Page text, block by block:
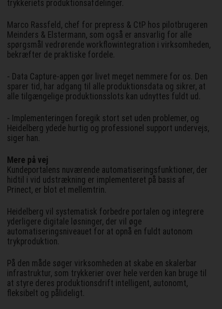
trykkeriets produktionsafdelinger.
Marco Rassfeld, chef for prepress & CtP hos pilotbrugeren
Meinders & Elstermann, som også er ansvarlig for alle
spørgsmål vedrørende workflowintegration i virksomheden,
bekræfter de praktiske fordele.
- Data Capture-appen gør livet meget nemmere for os. Den
sparer tid, har adgang til alle produktionsdata og sikrer, at
alle tilgængelige produktionsslots kan udnyttes fuldt ud.
- Implementeringen foregik stort set uden problemer, og
Heidelberg ydede hurtig og professionel support undervejs,
siger han.
Mere på vej
Kundeportalens nuværende automatiseringsfunktioner, der
hidtil i vid udstrækning er implementeret på basis af
Prinect, er blot et mellemtrin.
Heidelberg vil systematisk forbedre portalen og integrere
yderligere digitale løsninger, der vil øge
automatiseringsniveauet for at opnå en fuldt autonom
trykproduktion.
På den måde søger virksomheden at skabe en skalerbar
infrastruktur, som trykkerier over hele verden kan bruge til
at styre deres produktionsdrift intelligent, autonomt,
fleksibelt og pålideligt.